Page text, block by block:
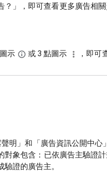
」
，即可查看更多廣告相
示
或 3 點圖示 ，即可
明」和「廣告資訊公開中
對象包含：已依廣告主驗證
證的廣告主。